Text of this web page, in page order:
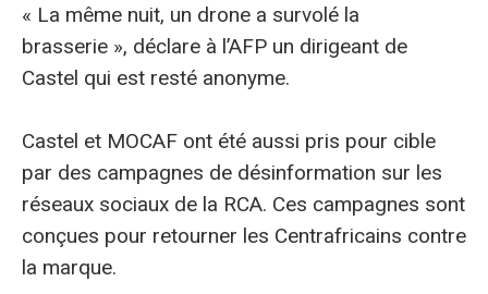
« La même nuit, un drone a survolé la
brasserie », déclare à l’AFP un dirigeant de
Castel qui est resté anonyme.
Castel et MOCAF ont été aussi pris pour cible
par des campagnes de désinformation sur les
réseaux sociaux de la RCA. Ces campagnes sont
conçues pour retourner les Centrafricains contre
la marque.